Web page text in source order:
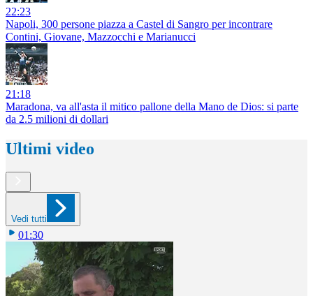
22:23
Napoli, 300 persone piazza a Castel di Sangro per incontrare
Contini, Giovane, Mazzocchi e Marianucci
21:18
Maradona, va all'asta il mitico pallone della Mano de Dios: si parte
da 2.5 milioni di dollari
Ultimi video
Vedi tutti
01:30